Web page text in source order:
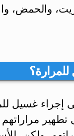
والحمض،
إجراء غسيل